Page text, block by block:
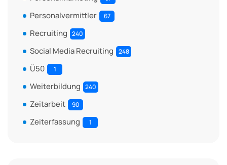
Personalvermittler 67
Recruiting 240
Social Media Recruiting 248
Ü50 1
Weiterbildung 240
Zeitarbeit 90
Zeiterfassung 1